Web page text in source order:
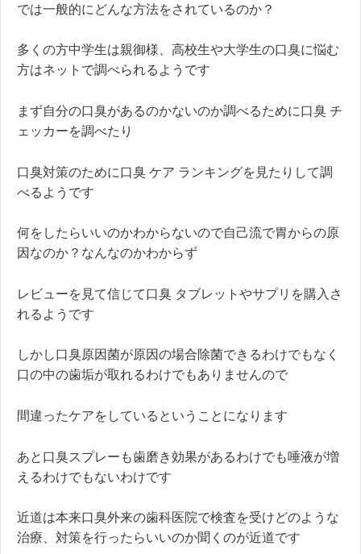
では一般的にどんな方法をされているのか？
多くの方中学生は親御様、高校生や大学生の口臭に悩む
方はネットで調べられるようです
まず自分の口臭があるのかないのか調べるために口臭 チ
ェッカーを調べたり
口臭対策のために口臭 ケア ランキングを見たりして調
べるようです
何をしたらいいのかわからないので自己流で胃からの原
因なのか？なんなのかわからず
レビューを見て信じて口臭 タブレットやサプリを購入さ
れるようです
しかし口臭原因菌が原因の場合除菌できるわけでもなく
口の中の歯垢が取れるわけでもありませんので
間違ったケアをしているということになります
あと口臭スプレーも歯磨き効果があるわけでも唾液が増
えるわけでもないわけです
近道は本来口臭外来の歯科医院で検査を受けどのような
治療、対策を行ったらいいのか聞くのが近道です